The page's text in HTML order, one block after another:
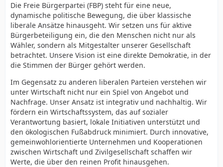
Die Freie Bürgerpartei (FBP) steht für eine neue,
dynamische politische Bewegung, die über klassische
liberale Ansätze hinausgeht. Wir setzen uns für aktive
Bürgerbeteiligung ein, die den Menschen nicht nur als
Wähler, sondern als Mitgestalter unserer Gesellschaft
betrachtet. Unsere Vision ist eine direkte Demokratie, in der
die Stimmen der Bürger gehört werden.
Im Gegensatz zu anderen liberalen Parteien verstehen wir
unter Wirtschaft nicht nur ein Spiel von Angebot und
Nachfrage. Unser Ansatz ist integrativ und nachhaltig. Wir
fördern ein Wirtschaftssystem, das auf sozialer
Verantwortung basiert, lokale Initiativen unterstützt und
den ökologischen Fußabdruck minimiert. Durch innovative,
gemeinwohlorientierte Unternehmen und Kooperationen
zwischen Wirtschaft und Zivilgesellschaft schaffen wir
Werte, die über den reinen Profit hinausgehen.